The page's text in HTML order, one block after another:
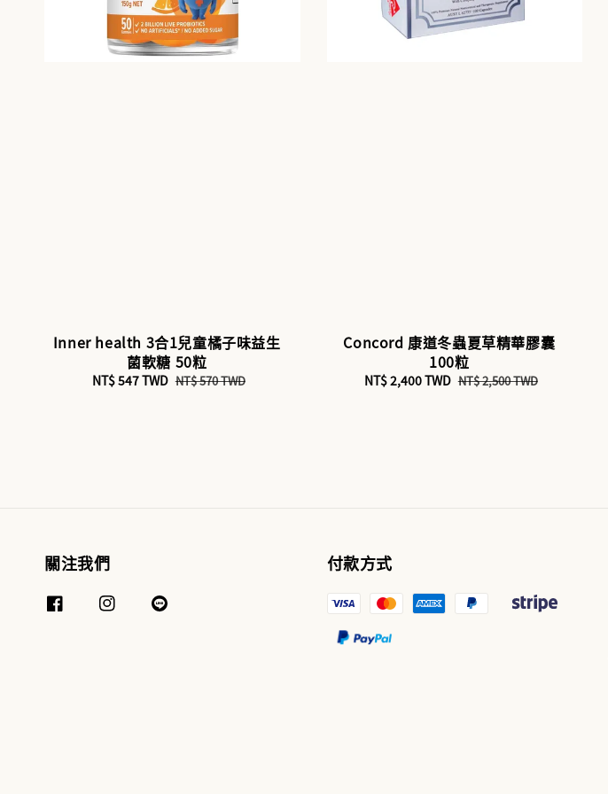
Inner health 3合1兒童橘子味益生
菌軟糖 50粒
Sale
NT$ 547 TWD Regular
NT$ 570 TWD
Concord 康道冬蟲夏草精華膠囊
100粒
Sale
NT$ 2,400 TWD Regular
NT$ 2,500 TWD
關注我們 付款方式